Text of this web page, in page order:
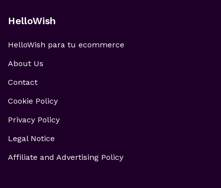
HelloWish
HelloWish para tu ecommerce
About Us
Contact
Cookie Policy
Privacy Policy
Legal Notice
Affiliate and Advertising Policy